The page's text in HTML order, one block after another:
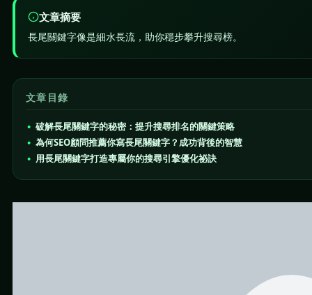
文章摘要
長尾關鍵字像是細水長流，助你穩步攀升搜尋榜。
文章目錄
破解長尾關鍵字的秘密：提升搜尋排名的關鍵策略
為何SEO顧問推薦你寫長尾關鍵字？成功背後的智慧
用長尾關鍵字打造專屬你的搜尋引擎優化祕訣